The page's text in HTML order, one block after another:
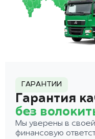
ГАРАНТИИ
Гарантия
без
Мы уверены в
финансовую